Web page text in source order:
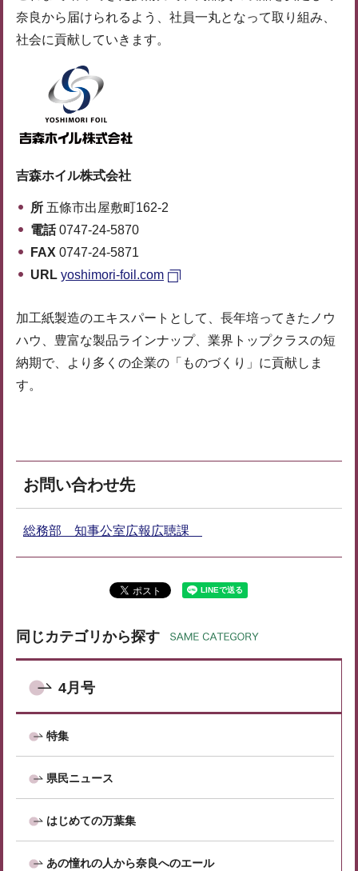
奈良から届けられるよう、社員一丸となって取り組み、
社会に貢献していきます。
吉森ホイル株式会社
所 五條市出屋敷町162-2
電話0747-24-5870
FAX 0747-24-5871
URL yoshimori-foil.com
加工紙製造のエキスパートとして、長年培ってきたノウ
ハウ、豊富な製品ラインナップ、業界トップクラスの短
納期で、より多くの企業の「ものづくり」に貢献しま
す。
お問い合わせ先
総務部 知事公室広報広聴課
同じカテゴリから探す
4月号
特集
県民ニュース
はじめての万葉集
あの憧れの人から奈良へのエール